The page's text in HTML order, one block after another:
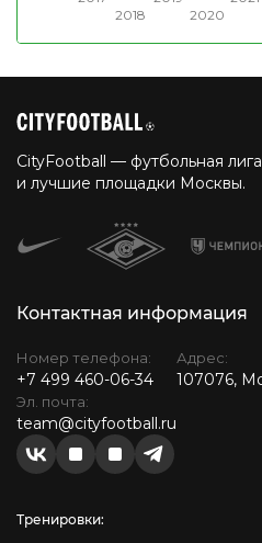
2018
2020
CityFootball — футбольная
и лучшие площадки Москвы.
Контактная информация
Номер телефона:
+7 499 460-06-34
Эл. почта:
team@cityfootball.ru
Адрес:
107076,
Тренировки: